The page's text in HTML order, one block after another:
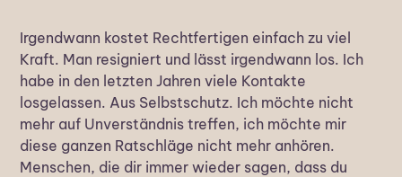
Irgendwann kostet Rechtfertigen einfach zu viel
Kraft. Man resigniert und lässt irgendwann los. Ich
habe in den letzten Jahren viele Kontakte
losgelassen. Aus Selbstschutz. Ich möchte nicht
mehr auf Unverständnis treffen, ich möchte mir
diese ganzen Ratschläge nicht mehr anhören.
Menschen, die dir immer wieder sagen, dass du